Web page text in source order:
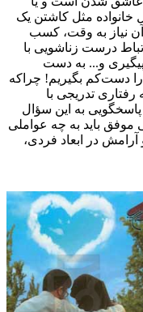
خانواده مثل کاشتن یک
نیاز به وقت، کسب
درست زناشویی با
و... به دست
را دست‌کم بگیریم! چراکه
تدریجی با
به این سؤال
موفق باید به چه عواملی
در ابعاد فردی،